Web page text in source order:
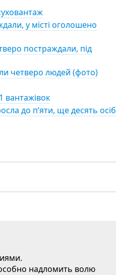
у місті оголошено
постраждали, під
четверо людей (фото)
вантажівок
до п’яти, ще десять осіб
надломить волю